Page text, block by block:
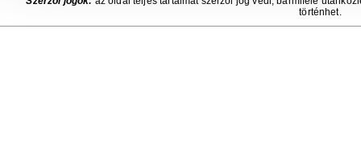
történhet.